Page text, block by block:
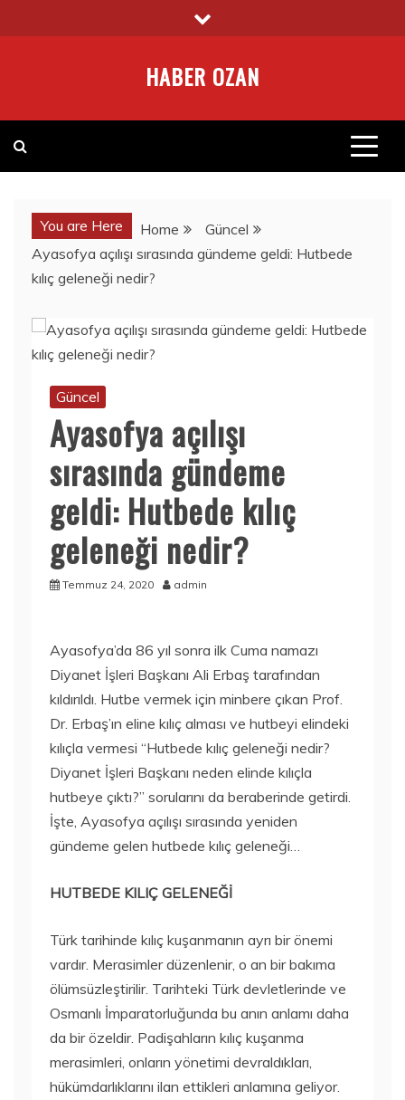
to
HABER OZAN
You are Here Home
Güncel
Ayasofya açılışı sırasında gündeme geldi: Hutbede
kılıç geleneği nedir?
Güncel
Ayasofya açılışı
sırasında gündeme
geldi: Hutbede kılıç
geleneği nedir?
Temmuz 24, 2020 admin
Ayasofya’da 86 yıl sonra ilk Cuma namazı
Diyanet İşleri Başkanı Ali Erbaş tarafından
kıldırıldı. Hutbe vermek için minbere çıkan Prof.
Dr. Erbaş’ın eline kılıç alması ve hutbeyi elindeki
kılıçla vermesi “Hutbede kılıç geleneği nedir?
Diyanet İşleri Başkanı neden elinde kılıçla
hutbeye çıktı?” sorularını da beraberinde getirdi.
İşte, Ayasofya açılışı sırasında yeniden
gündeme gelen hutbede kılıç geleneği…
HUTBEDE KILIÇ GELENEĞİ
Türk tarihinde kılıç kuşanmanın ayrı bir önemi
vardır. Merasimler düzenlenir, o an bir bakıma
ölümsüzleştirilir. Tarihteki Türk devletlerinde ve
Osmanlı İmparatorluğunda bu anın anlamı daha
da bir özeldir. Padişahların kılıç kuşanma
merasimleri, onların yönetimi devraldıkları,
hükümdarlıklarını ilan ettikleri anlamına geliyor.